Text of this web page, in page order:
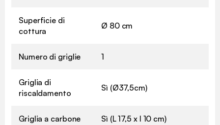
Superficie di
cottura
Ø 80 cm
Numero di griglie 1
Griglia di
riscaldamento
Sì (Ø37,5cm)
Griglia a carbone Sì (L 17,5 x l 10 cm)